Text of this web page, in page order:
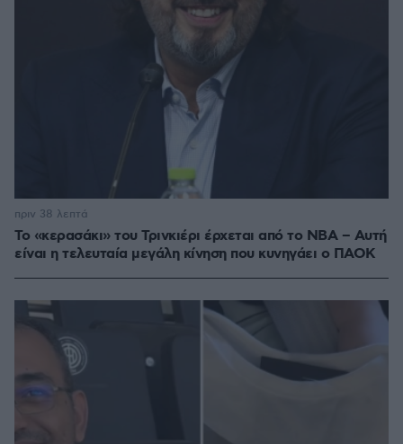
Το «κερασάκι» του Τρινκιέρι έρχεται από το NBA – Αυτή
είναι η τελευταία μεγάλη κίνηση που κυνηγάει ο ΠΑΟΚ
πριν 38 λεπτά